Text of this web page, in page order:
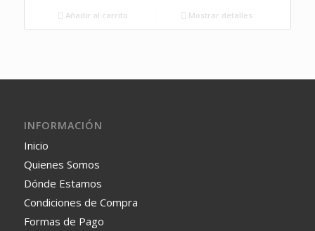
Añadir al carrito Mostrar detalles
INFORMACIÓN
Inicio
Quienes Somos
Dónde Estamos
Condiciones de Compra
Formas de Pago